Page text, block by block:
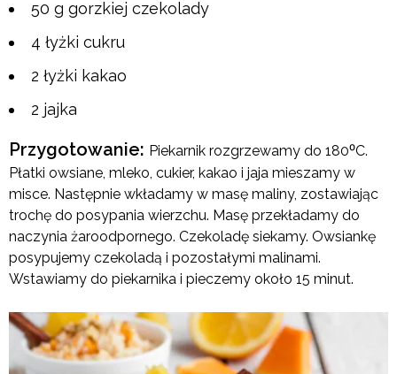
50 g gorzkiej czekolady
4 łyżki cukru
2 łyżki kakao
2 jajka
Przygotowanie: Piekarnik rozgrzewamy do 180⁰C.
Płatki owsiane, mleko, cukier, kakao i jaja mieszamy w
misce. Następnie wkładamy w masę maliny, zostawiając
trochę do posypania wierzchu. Masę przekładamy do
naczynia żaroodpornego. Czekoladę siekamy. Owsiankę
posypujemy czekoladą i pozostałymi malinami.
Wstawiamy do piekarnika i pieczemy około 15 minut.